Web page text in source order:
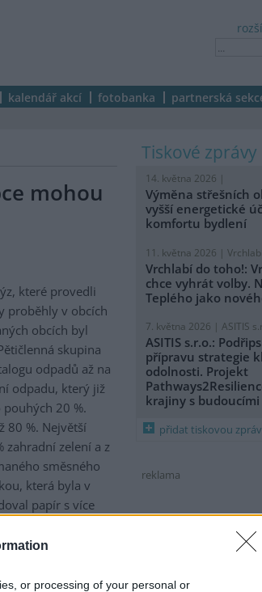
or processing of your personal or
kalendář akcí fotobanka partnerská
mohou
které provedli
proběhly v obcích
obcích byl
skupina
odpadů až na
odpadu, který již
20 %.
80 %. Největší
zahradní zelení a z
směsného
která byla v
papír s více
jasně
nemuselo
Řešením, jak
ECONIT. Jedná
tiskové zprávy
14. května 2026 |
Výměna střešních
vyšší energetické
komfortu bydlení
11. května 2026 |
Vrchlabí do toho!:
chce vyhrát volby.
Teplého jako
7. května 2026 | ASITIS
ASITIS s.r.o.:
přípravu strategie
odolnosti. Projekt
krajiny s
přidat tiskovou
reklama